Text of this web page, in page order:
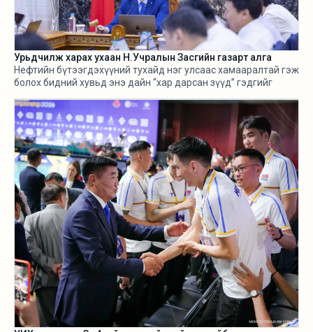
Урьдчилж харах ухаан Н.Учралын Засгийн газарт алга
Нефтийн бүтээгдэхүүний тухайд нэг улсаас хамааралтай гэж
болох бидний хувьд энэ дайн “хар дарсан зүүд” гэдгийг
бүхнийг бодитой тооцож, болзошгүй эрсдэл, хүндрэлийг
урьдчилж харж, хариу арга хэмжээ авах ухаан Н.Учралын
Засгийн газарт ч алга.